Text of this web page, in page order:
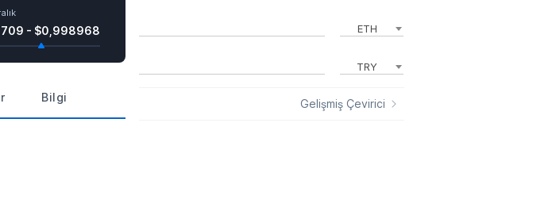
- $0,998968
Bilgi
ETH
TRY
Gelişmiş Çevirici